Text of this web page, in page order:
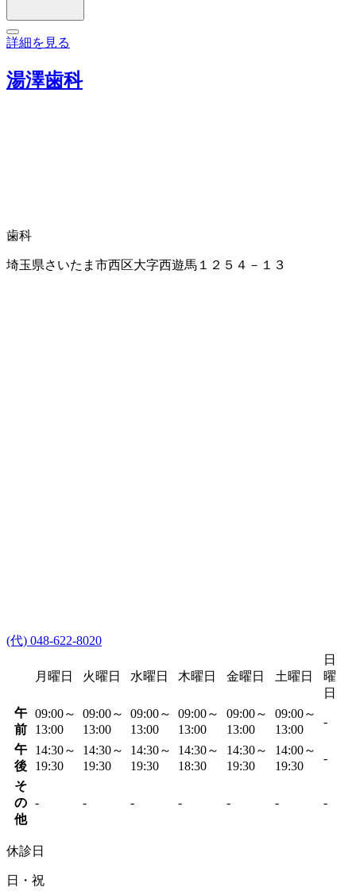
詳細を見る
湯澤歯科
歯科
埼玉県さいたま市西区大字西遊馬１２５４－１３
(代) 048-622-8020
月曜日 火曜日 水曜日 木曜日 金曜日 土曜日
日
曜
日
午
前
09:00～
13:00
09:00～
13:00
09:00～
13:00
09:00～
13:00
09:00～
13:00
09:00～
13:00
-
午
後
14:30～
19:30
14:30～
19:30
14:30～
19:30
14:30～
18:30
14:30～
19:30
14:00～
19:30
-
そ
の
他
- - - - - - -
休診日
日・祝